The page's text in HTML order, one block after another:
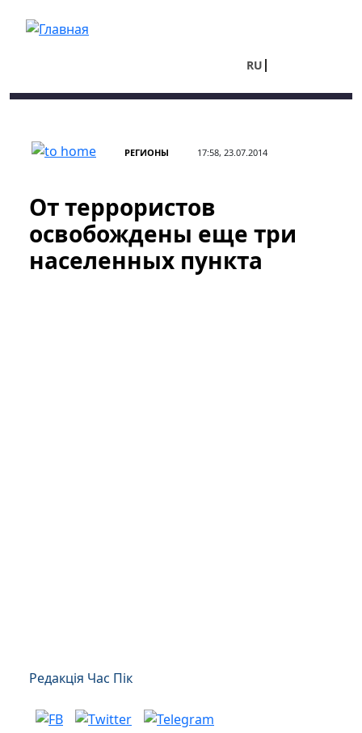
RU
РЕГИОНЫ 17:58, 23.07.2014
От террористов
освобождены еще три
населенных пункта
Редакція Час Пік